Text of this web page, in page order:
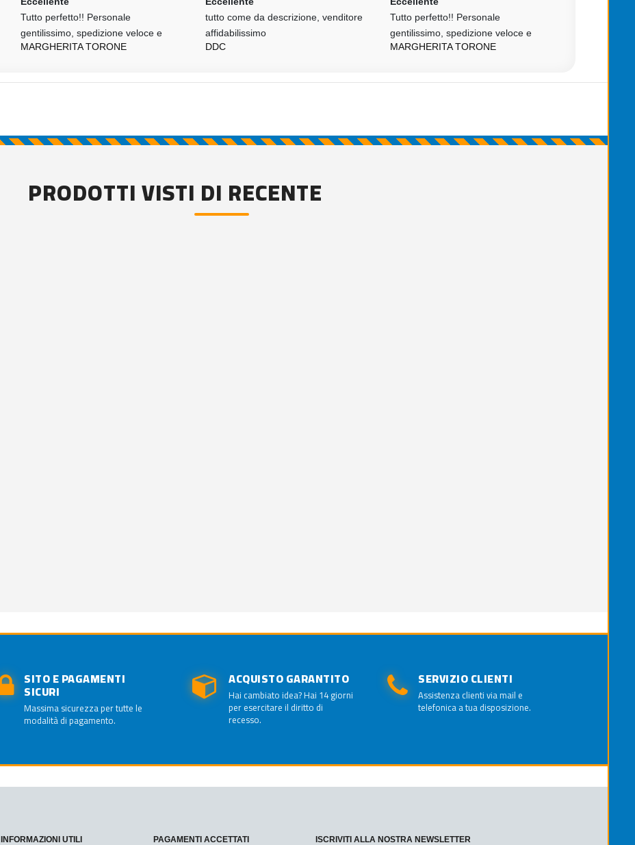
Tutto perfetto!! Personale
gentilissimo, spedizione veloce e
MARGHERITA TORONE
tutto come da descrizione, venditore
affidabilissimo
Tutto perfetto!! Personale
gentilissimo, spedizione veloce e
MARGHERITA TORONE
PRODOTTI VISTI DI RECENTE
SITO E PAGAMENTI
SICURI
Massima sicurezza per tutte le
modalità di pagamento.
ACQUISTO GARANTITO
Hai cambiato idea? Hai 14 giorni
per esercitare il diritto di
recesso.
SERVIZIO CLIENTI
Assistenza clienti via mail e
telefonica a tua disposizione.
INFORMAZIONI UTILI PAGAMENTI ACCETTATI ISCRIVITI ALLA NOSTRA NEWSLETTER